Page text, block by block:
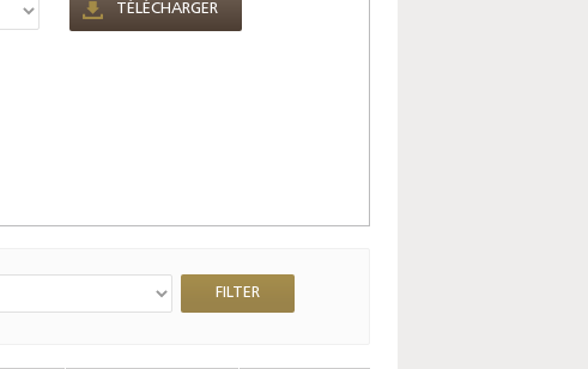
TÉLÉCHARGER